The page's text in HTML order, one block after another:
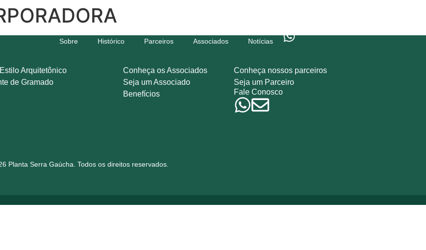
Sobre Histórico Parceiros Associados Notícias
Arquitetônico
de Gramado
Conheça os Associados
Seja um Associado
Benefícios
Conheça nossos parceiros
Seja um Parceiro
Fale Conosco
Planta Serra Gaúcha. Todos os direitos reservados.